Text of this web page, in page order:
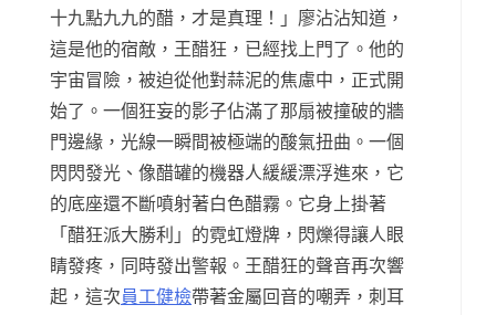
十九點九九的醋，才是真理！」廖沾沾知道，
這是他的宿敵，王醋狂，已經找上門了。他的
宇宙冒險，被迫從他對蒜泥的焦慮中，正式開
始了。一個狂妄的影子佔滿了那扇被撞破的牆
門邊緣，光線一瞬間被極端的酸氣扭曲。一個
閃閃發光、像醋罐的機器人緩緩漂浮進來，它
的底座還不斷噴射著白色醋霧。它身上掛著
「醋狂派大勝利」的霓虹燈牌，閃爍得讓人眼
睛發疼，同時發出警報。王醋狂的聲音再次響
起，這次員工健檢帶著金屬回音的嘲弄，刺耳